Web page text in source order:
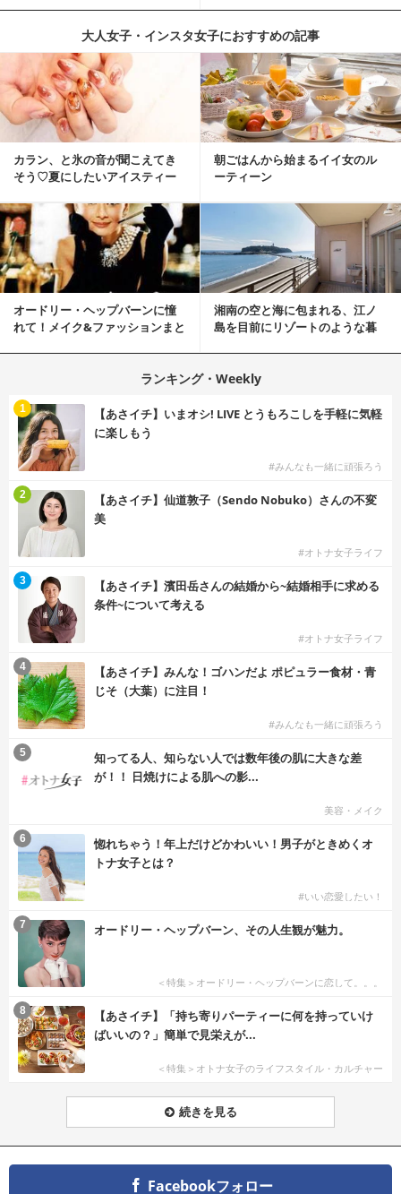
大人女子・インスタ女子におすすめの記事
カラン、と氷の音が聞こえてき
そう♡夏にしたいアイスティー
朝ごはんから始まるイイ女のル
ーティーン
オードリー・ヘップバーンに憧
れて！メイク&ファッションまと
湘南の空と海に包まれる、江ノ
島を目前にリゾートのような暮
ランキング・Weekly
【あさイチ】いまオシ! LIVE とうもろこしを手軽に気軽
に楽しもう
#みんなも一緒に頑張ろう
1
【あさイチ】仙道敦子（Sendo Nobuko）さんの不変
美
#オトナ女子ライフ
2
【あさイチ】濱田岳さんの結婚から~結婚相手に求める
条件~について考える
#オトナ女子ライフ
3
【あさイチ】みんな！ゴハンだよ ポピュラー食材・青
じそ（大葉）に注目！
#みんなも一緒に頑張ろう
4
知ってる人、知らない人では数年後の肌に大きな差
が！！ 日焼けによる肌への影...
美容・メイク
5
惚れちゃう！年上だけどかわいい！男子がときめくオ
トナ女子とは？
#いい恋愛したい！
6
オードリー・ヘップバーン、その人生観が魅力。
＜特集＞オードリー・ヘップバーンに恋して。。。
7
【あさイチ】「持ち寄りパーティーに何を持っていけ
ばいいの？」簡単で見栄えが...
＜特集＞オトナ女子のライフスタイル・カルチャー
8
続きを見る
Facebookフォロー